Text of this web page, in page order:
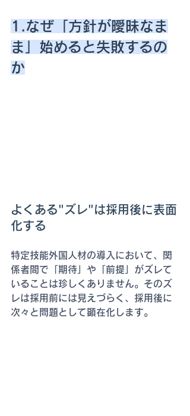
1.なぜ「方針が曖昧なま
ま」始めると失敗するの
か
よくある"ズレ"は採用後に表面
化する
特定技能外国人材の導入において、関
係者間で「期待」や「前提」がズレて
いることは珍しくありません。そのズ
レは採用前には見えづらく、採用後に
次々と問題として顕在化します。